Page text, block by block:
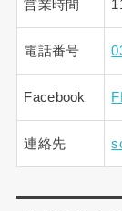
営業時間
電話番号
Facebook
連絡先